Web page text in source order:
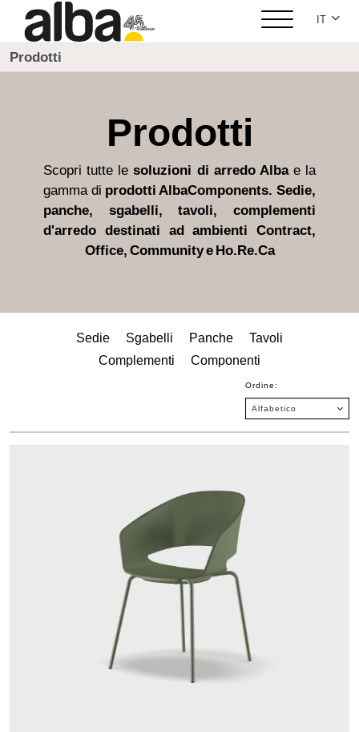
IT
Prodotti
Prodotti
Scopri tutte lesoluzioni di arredo Albae la
gamma di prodotti AlbaComponents. Sedie,
panche, sgabelli, tavoli, complementi
d'arredo destinati ad ambienti Contract,
Office, Community e Ho.Re.Ca
Sedie Sgabelli Panche
Tavoli
Complementi
Componenti
Ordine: